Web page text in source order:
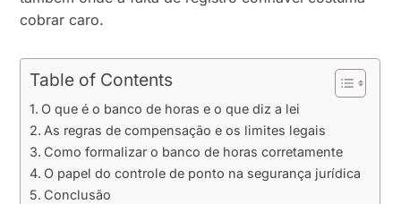
cobrar caro.
Table of Contents
O que é o banco de horas e o que diz a lei
As regras de compensação e os limites legais
Como formalizar o banco de horas corretamente
O papel do controle de ponto na segurança jurídica
Conclusão